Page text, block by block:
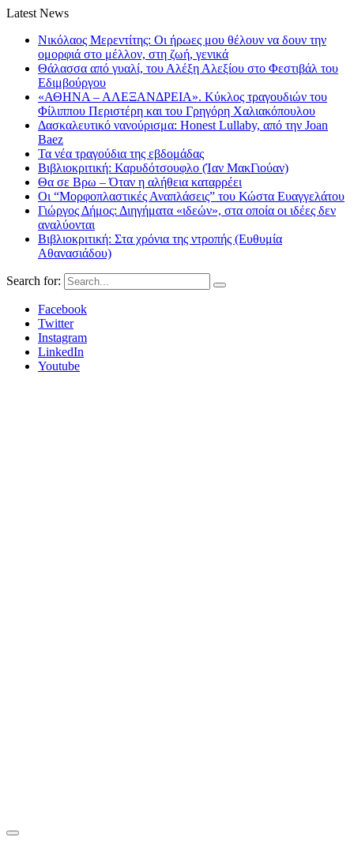
Latest News
Νικόλαος Μερεντίτης: Οι ήρωες μου θέλουν να δουν την
ομορφιά στο μέλλον, στη ζωή, γενικά
Θάλασσα από γυαλί, του Αλέξη Αλεξίου στο Φεστιβάλ του
Εδιμβούργου
«ΑΘΗΝΑ – ΑΛΕΞΑΝΔΡΕΙΑ». Κύκλος τραγουδιών του
Φίλιππου Περιστέρη και του Γρηγόρη Χαλιακόπουλου
Δασκαλευτικό νανούρισμα: Honest Lullaby, από την Joan
Baez
Τα νέα τραγούδια της εβδομάδας
Βιβλιοκριτική: Καρυδότσουφλο (Ίαν ΜακΓιούαν)
Θα σε Βρω – Όταν η αλήθεια καταρρέει
Οι “Μορφοπλαστικές Αναπλάσεις” του Κώστα Ευαγγελάτου
Γιώργος Δήμος: Διηγήματα «ιδεών», στα οποία οι ιδέες δεν
αναλύονται
Βιβλιοκριτική: Στα χρόνια της ντροπής (Ευθυμία
Αθανασιάδου)
Search for:
Facebook
Twitter
Instagram
LinkedIn
Youtube